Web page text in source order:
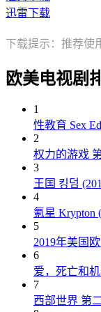
迅雷下载
下载提示：推荐使
欧美电视剧
1
性教育 Sex
2
权力的游戏
3
王国 킹덤
4
氪星 Krypton
5
2019年美国
6
爱，死亡和机
7
西部世界 第